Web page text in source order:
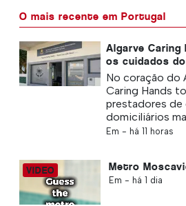
O mais recente em Portugal
Algarve Caring
os cuidados
Algarve
No coração do
Caring Hands
prestadores de
domiciliários
Em - há 11 horas
Metro
Em - há 1 dia